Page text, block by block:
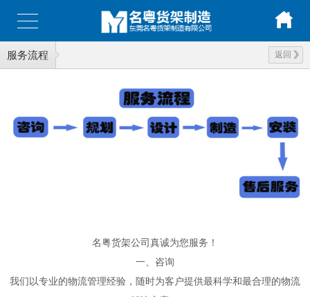
服务流程 返回
名粤货架公司真诚为您服务！
一、咨询
我们以专业的物流管理经验，随时为客户提供最科学和最合理的物流